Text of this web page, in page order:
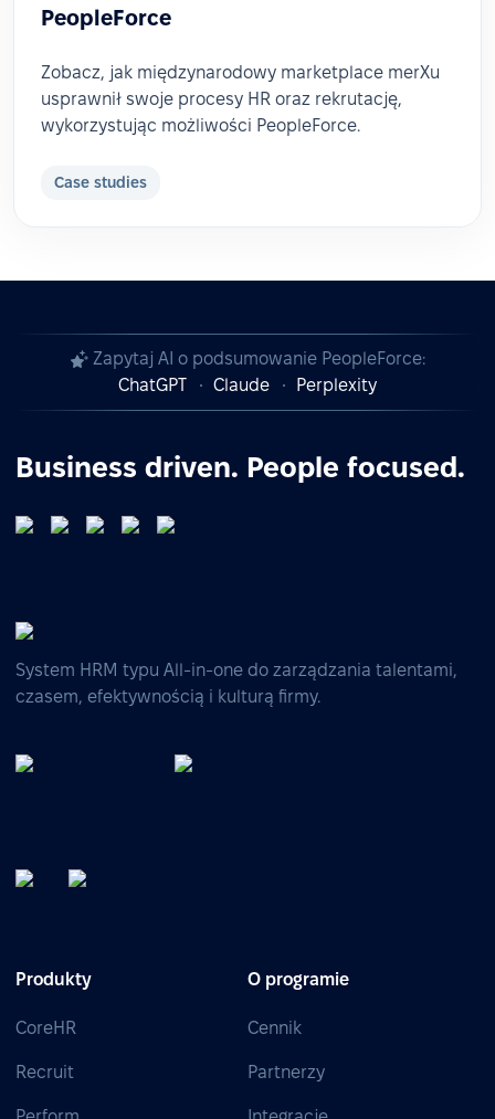
PeopleForce
Zobacz, jak międzynarodowy marketplace merXu
usprawnił swoje procesy HR oraz rekrutację,
wykorzystując możliwości PeopleForce.
Case studies
Zapytaj AI o podsumowanie PeopleForce:
ChatGPT
Claude Perplexity
Business driven. People focused.
System HRM typu All-in-one do zarządzania talentami,
czasem, efektywnością i kulturą firmy.
Produkty
CoreHR
Recruit
O programie
Cennik
Partnerzy